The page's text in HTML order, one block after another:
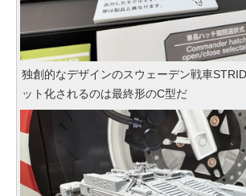
独創的なデザインのスウェーデン戦車
ット化されるのは最終形のC型だ